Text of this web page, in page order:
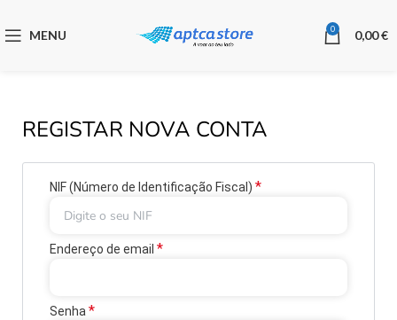
MENU 0 0,00€
REGISTAR NOVA CONTA
NIF (Número de Identificação Fiscal) *
Endereço de email *
Senha *